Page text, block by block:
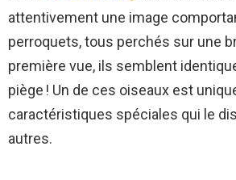
attentivement une image
perroquets, tous perchés sur une
première vue, ils semblent
piège ! Un de ces oiseaux est
caractéristiques spéciales qui le
autres.